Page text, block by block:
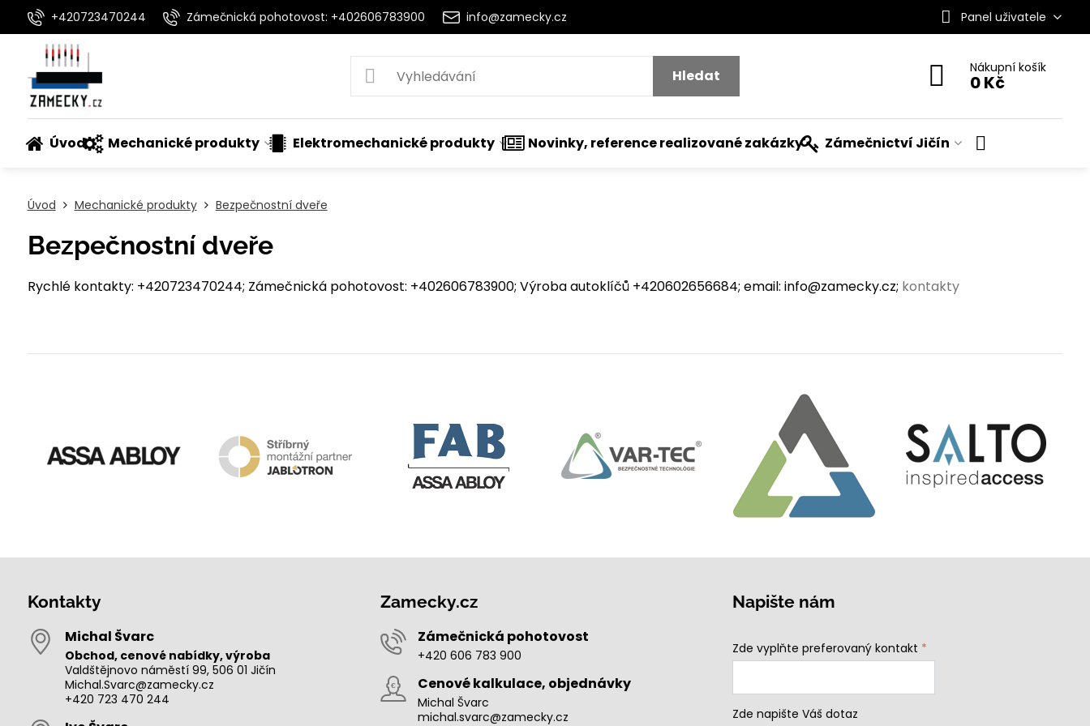
+420723470244 Zámečnická pohotovost: +402606783900 info@zamecky.cz Panel uživatele
Hledat Nákupní košík
0 Kč
Úvod Mechanické produkty Elektromechanické produkty Novinky, reference realizované zakázky Zámečnictví Jičín
Úvod Mechanické produkty Bezpečnostní dveře
Bezpečnostní dveře
Rychlé kontakty: +420723470244; Zámečnická pohotovost: +402606783900; Výroba autoklíčů +420602656684; email: info@zamecky.cz; kontakty
Kontakty
Michal Švarc
Obchod, cenové nabídky, výroba
Valdštějnovo náměstí 99, 506 01 Jičín
Michal.Svarc@zamecky.cz
+420 723 470 244
Zamecky.cz
Zámečnická pohotovost
+420 606 783 900
Cenové kalkulace, objednávky
Michal Švarc
michal.svarc@zamecky.cz
Napište nám
Zde vyplňte preferovaný kontakt *
Zde napište Váš dotaz